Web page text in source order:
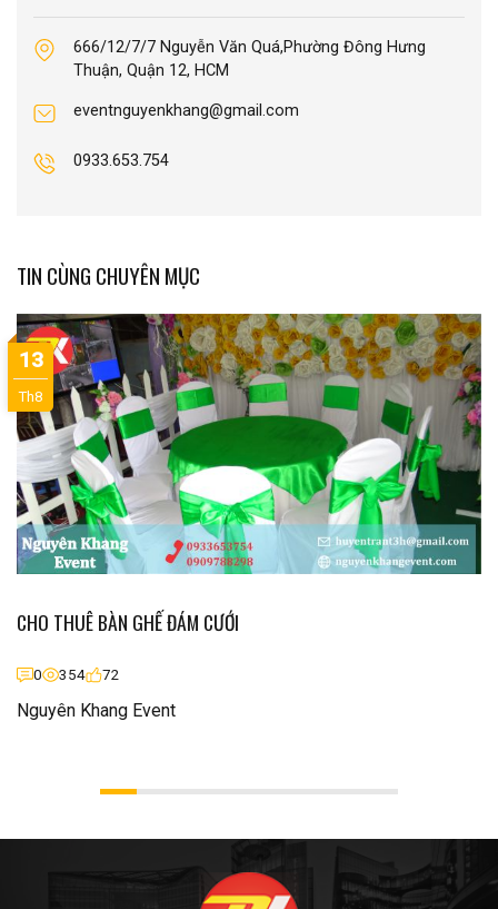
666/12/7/7 Nguyễn Văn Quá,Phường Đông Hưng
Thuận, Quận 12, HCM
eventnguyenkhang@gmail.com
0933.653.754
TIN CÙNG CHUYÊN MỤC
CHO THUÊ BÀN GHẾ ĐÁM CƯỚI
0 354 72
Nguyên Khang Event
13
Th8